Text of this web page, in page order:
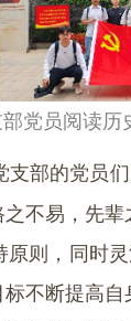
党员阅读历
支部的党员
不易，先
则，同时
不断提高